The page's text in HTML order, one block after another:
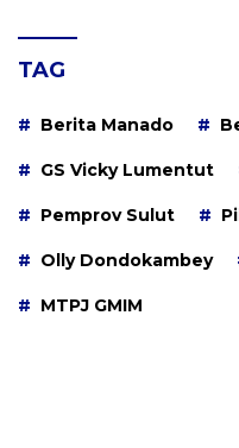
TAG
Berita Manado
GS Vicky Lumentut
Pemprov Sulut
Olly Dondokambey
MTPJ GMIM